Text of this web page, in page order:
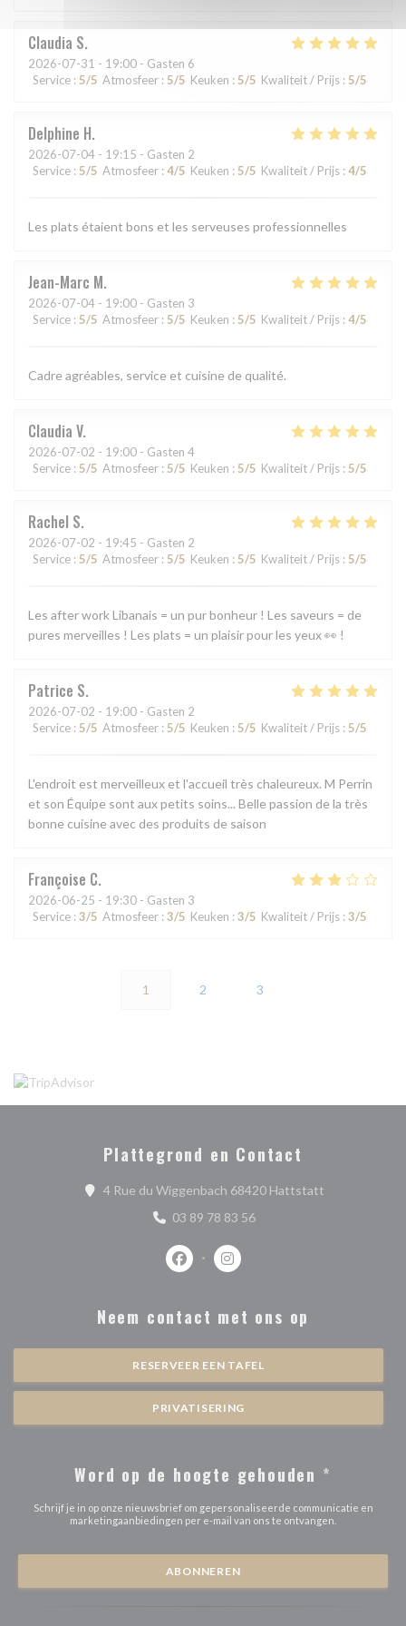
Claudia S
2026-07-31 - 19:00 - Gasten 6
Service : 5/5 Atmosfeer : 5/5 Keuken : 5/5 Kwaliteit / Prijs : 5/5
Delphine H
2026-07-04 - 19:15 - Gasten 2
Service : 5/5 Atmosfeer : 4/5 Keuken : 5/5 Kwaliteit / Prijs : 4/5
Les plats étaient bons et les serveuses professionnelles
Jean-Marc M
2026-07-04 - 19:00 - Gasten 3
Service : 5/5 Atmosfeer : 5/5 Keuken : 5/5 Kwaliteit / Prijs : 4/5
Cadre agréables, service et cuisine de qualité.
Claudia V
2026-07-02 - 19:00 - Gasten 4
Service : 5/5 Atmosfeer : 5/5 Keuken : 5/5 Kwaliteit / Prijs : 5/5
Rachel S
2026-07-02 - 19:45 - Gasten 2
Service : 5/5 Atmosfeer : 5/5 Keuken : 5/5 Kwaliteit / Prijs : 5/5
Les after work Libanais = un pur bonheur ! Les saveurs = de
pures merveilles ! Les plats = un plaisir pour les yeux 👀 !
Patrice S
2026-07-02 - 19:00 - Gasten 2
Service : 5/5 Atmosfeer : 5/5 Keuken : 5/5 Kwaliteit / Prijs : 5/5
L'endroit est merveilleux et l'accueil très chaleureux. M Perrin
et son Équipe sont aux petits soins... Belle passion de la très
bonne cuisine avec des produits de saison
Françoise C
2026-06-25 - 19:30 - Gasten 3
Service : 3/5 Atmosfeer : 3/5 Keuken : 3/5 Kwaliteit / Prijs : 3/5
1 2 3
Plattegrond en Contact
4 Rue du Wiggenbach 68420 Hattstatt((opent in
03 89 78 83 56
Facebook ((opent in een nieuw
Instagram ((opent in een
Neem contact met ons op
RESERVEER EEN TAFEL
PRIVATISERING
Word op de hoogte gehouden *
Schrijf je in op onze nieuwsbrief om gepersonaliseerde communicatie en
marketingaanbiedingen per e-mail van ons te ontvangen.
ABONNEREN